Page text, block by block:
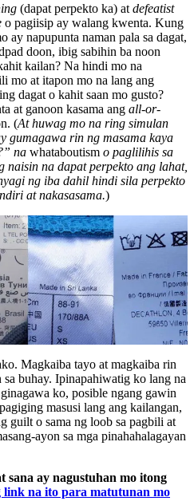
(dapat perpekto ka) at defeatist
o pagiisip ay walang kwenta. Kung
ay napupunta naman pala sa dagat,
doon, ibig sabihin ba noon
kailan? Na hindi mo na
mo at itapon mo na lang ang
dagat o kahit saan mo gusto?
at ganoon kasama ang all-or-
(At huwag mo na ring simulan
gumagawa rin ng masama kaya
na whataboutism o paglilihis sa
naisin na dapat perpekto ang lahat,
ng iba dahil hindi sila perpekto
at nakasasama.)
Magkaiba tayo at magkaiba rin
sa buhay. Ipinapahiwatig ko lang na
ko, posible ngang gawin
masusi lang ang kailangan,
guilt o sama ng loob sa pagbili at
ayon sa mga pinahahalagayan
sana ay nagustuhan mo itong
link na ito para matutunan mo